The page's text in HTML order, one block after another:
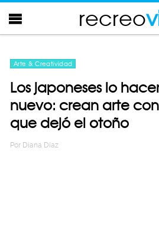
recreo
Arte & Creatividad
Los japoneses lo
nuevo: crean arte
que dejó el otoño
Por Diana Diaz